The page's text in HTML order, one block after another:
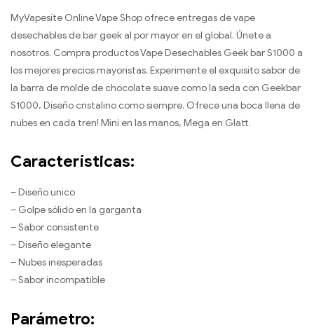
MyVapesite Online Vape Shop ofrece entregas de vape
desechables de bar geek al por mayor en el global. Únete a
nosotros. Compra productos Vape Desechables Geek bar S1000 a
los mejores precios mayoristas. Experimente el exquisito sabor de
la barra de molde de chocolate suave como la seda con Geekbar
S1000, Diseño cristalino como siempre. Ofrece una boca llena de
nubes en cada tren! Mini en las manos, Mega en Glatt.
Características:
– Diseño unico
– Golpe sólido en la garganta
– Sabor consistente
– Diseño elegante
– Nubes inesperadas
– Sabor incompatible
Parámetro: